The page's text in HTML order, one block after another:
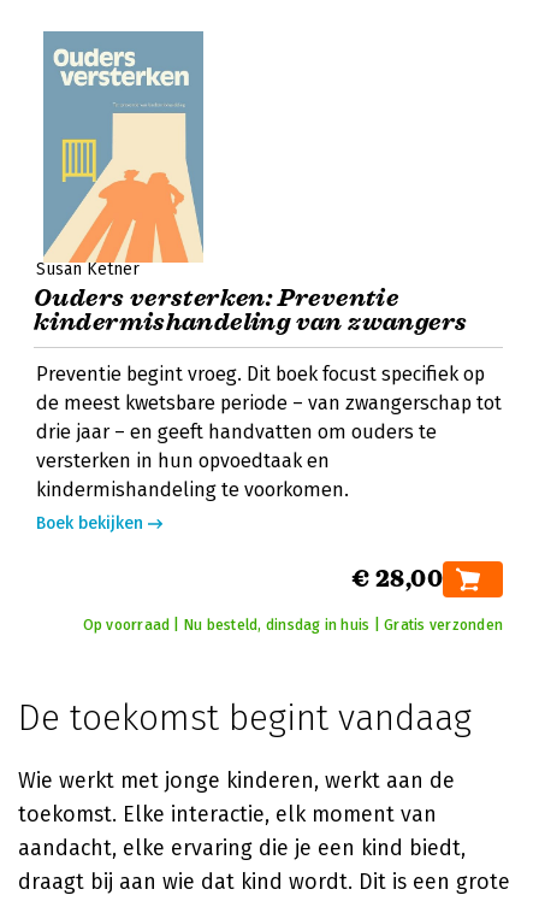
Susan Ketner
Ouders versterken: Preventie
kindermishandeling van zwangers
Preventie begint vroeg. Dit boek focust specifiek op
de meest kwetsbare periode – van zwangerschap tot
drie jaar – en geeft handvatten om ouders te
versterken in hun opvoedtaak en
kindermishandeling te voorkomen.
Boek bekijken
€ 28,00
Op voorraad | Nu besteld, dinsdag in huis | Gratis verzonden
De toekomst begint vandaag
Wie werkt met jonge kinderen, werkt aan de
toekomst. Elke interactie, elk moment van
aandacht, elke ervaring die je een kind biedt,
draagt bij aan wie dat kind wordt. Dit is een grote